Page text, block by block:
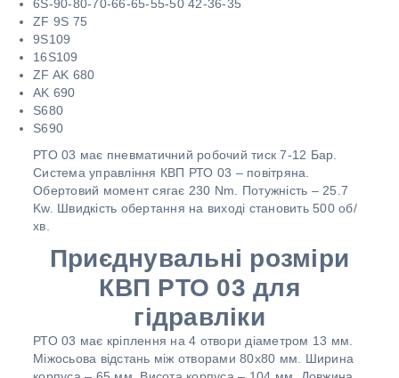
6S-90-80-70-66-65-55-50 42-36-35
ZF 9S 75
9S109
16S109
ZF AK 680
AK 690
S680
S690
РТО 03 має пневматичний робочий тиск 7-12 Бар.
Система управління КВП РТО 03 – повітряна.
Обертовий момент сягає 230 Nm. Потужність – 25.7
Kw. Швидкість обертання на виході становить 500 об/
хв.
Приєднувальні розміри
КВП РТО 03 для
гідравліки
РТО 03 має кріплення на 4 отвори діаметром 13 мм.
Міжосьова відстань між отворами 80х80 мм. Ширина